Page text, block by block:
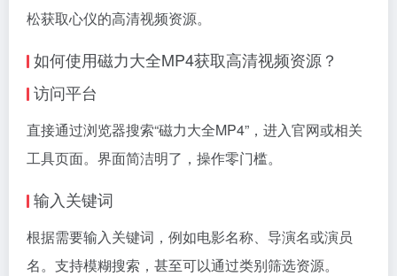
松获取心仪的高清视频资源。
如何使用磁力大全MP4获取高清视频资源？
访问平台
直接通过浏览器搜索“磁力大全MP4”，进入官网或相关
工具页面。界面简洁明了，操作零门槛。
输入关键词
根据需要输入关键词，例如电影名称、导演名或演员
名。支持模糊搜索，甚至可以通过类别筛选资源。